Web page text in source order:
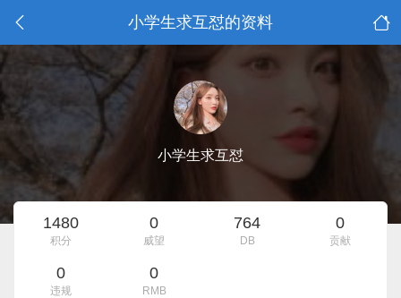
小学生求互怼的资料
小学生求互怼
1480
积分
0
威望
764
DB
0
贡献
0
违规
0
RMB